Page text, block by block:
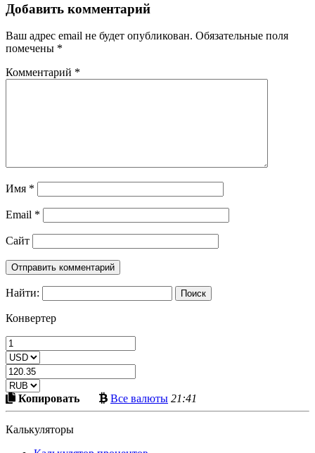
Добавить комментарий
Ваш адрес email не будет опубликован. Обязательные поля
помечены *
Комментарий *
Имя *
Email *
Сайт
Найти:
Конвертер
КопироватьСкопировать
в
Все валютыБольше
криптовалют
21:41
Калькуляторы